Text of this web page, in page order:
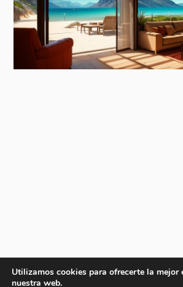
Utilizamos cookies para ofrecerte la mejor
nuestra web.